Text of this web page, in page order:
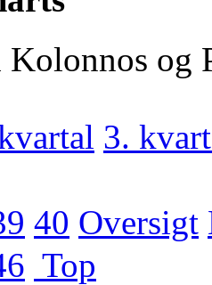
og
3.
40 Oversigt
Top